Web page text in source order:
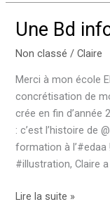
ou
presque
…
Une Bd
Non classé /Claire
Merci à mon école
concrétisation de
crée en fin d’année
: c’est l’histoire de
formation à
#illustration, Claire
Une
Lire la suite »